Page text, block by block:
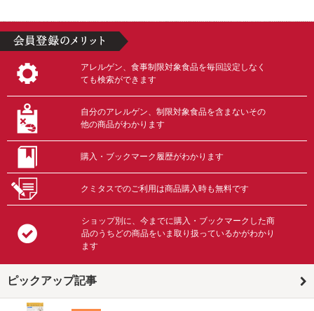
アレルゲン、食事制限対象食品を毎回設定しなく
ても検索ができます
自分のアレルゲン、制限対象食品を含まないその
他の商品がわかります
購入・ブックマーク履歴がわかります
クミタスでのご利用は商品購入時も無料です
ショップ別に、今までに購入・ブックマークした商
品のうちどの商品をいま取り扱っているかがわかり
ます
ピックアップ記事